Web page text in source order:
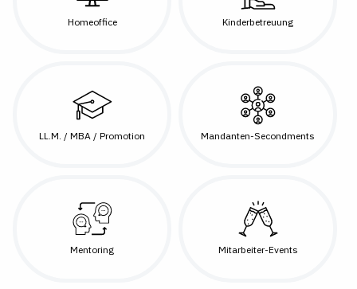
Homeoffice Kinderbetreuung
LL.M. / MBA / Promotion Mandanten-Secondments
Mentoring Mitarbeiter-Events